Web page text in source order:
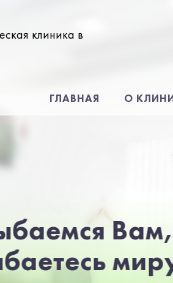
клиника в
ГЛАВНАЯ О